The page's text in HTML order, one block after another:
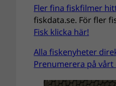
Fler fina fiskfilmer
fiskdata.se. För fler
Fisk klicka här!
Alla fiskenyheter
Prenumerera på vårt